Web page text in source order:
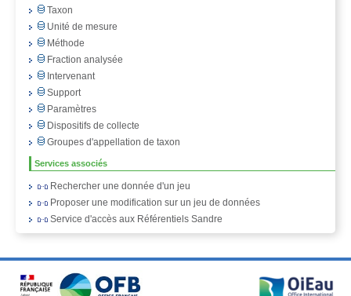
Taxon
Unité de mesure
Méthode
Fraction analysée
Intervenant
Support
Paramètres
Dispositifs de collecte
Groupes d'appellation de taxon
Services associés
Rechercher une donnée d'un jeu
Proposer une modification sur un jeu de données
Service d'accès aux Référentiels Sandre